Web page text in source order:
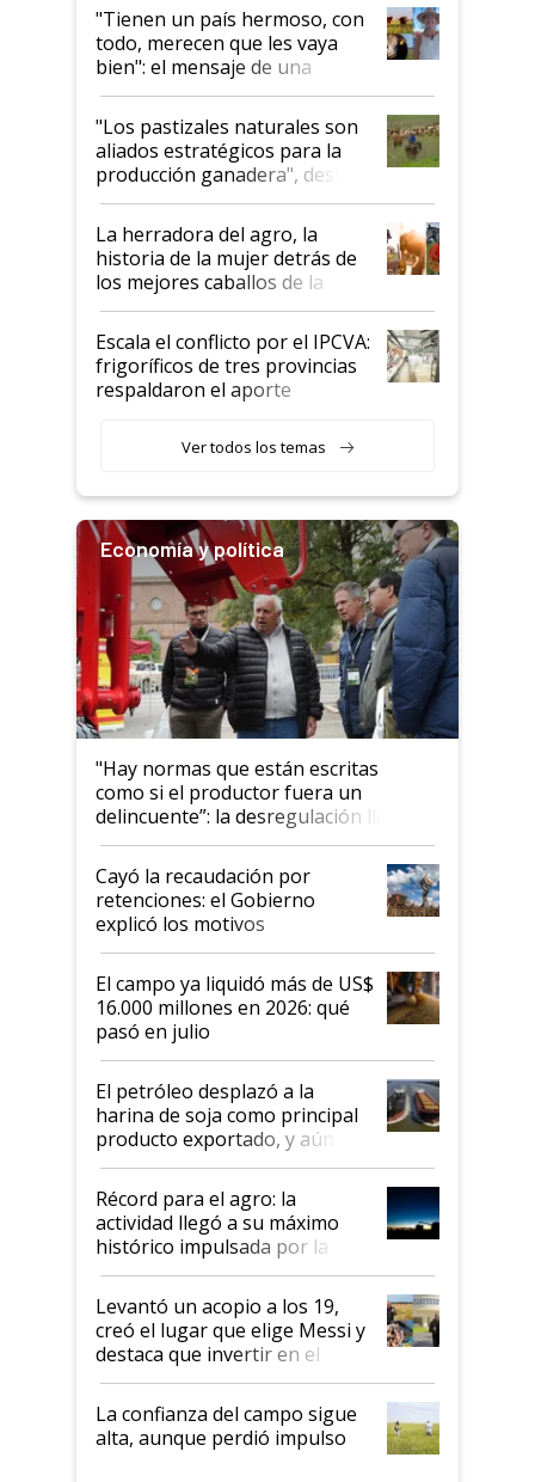
"Tienen un país hermoso, con
todo, merecen que les vaya
bien": el mensaje de una
ganadera uruguaya sobre las
oportunidades que se abren
para el agro en Argentina, con
foco en la carne
"Los pastizales naturales son
aliados estratégicos para la
producción ganadera", destaca
la iniciativa que ya reúne a 46
establecimientos en Argentina
La herradora del agro, la
historia de la mujer detrás de
los mejores caballos de la
Argentina y los mitos que
todavía hacen sufrir a estos
animales: "Mientras me
descalificaban, yo seguí
haciendo currículum"
Escala el conflicto por el IPCVA:
frigoríficos de tres provincias
respaldaron el aporte
Ver todos los temas
Economía y política
"Hay normas que están escritas
como si el productor fuera un
delincuente”: la desregulación llegó
al Congreso Aapresid y hasta se
habló del financiamiento al IPCVA
Cayó la recaudación por
retenciones: el Gobierno
explicó los motivos
El campo ya liquidó más de US$
16.000 millones en 2026: qué
pasó en julio
El petróleo desplazó a la
harina de soja como principal
producto exportado, y aún así
el agro aportó casi seis de cada
diez dólares y sostuvo el
liderazgo en un semestre
récord
Récord para el agro: la
actividad llegó a su máximo
histórico impulsada por la
cosecha y las exportaciones
Levantó un acopio a los 19,
creó el lugar que elige Messi y
destaca que invertir en el
kirchnerismo era como "darle
plata a un hijo para droga":
Juan Félix Rossetti, el libertario
que de una dura crisis salió
La confianza del campo sigue
alta, aunque perdió impulso